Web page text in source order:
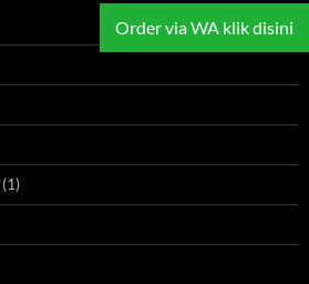
(1)
Order via WA klik disini